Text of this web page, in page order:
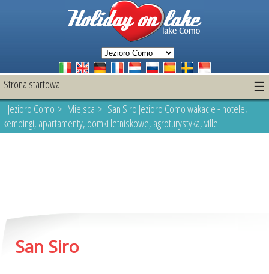
Strona startowa ☰
Jezioro Como > Miejsca > San Siro Jezioro Como wakacje - hotele,
kempingi, apartamenty, domki letniskowe, agroturystyka, ville
San Siro